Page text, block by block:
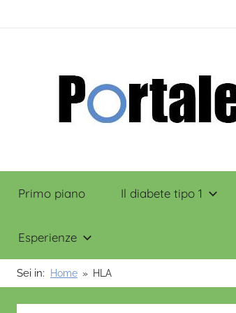
Portale
Diabete
Primo piano Il diabete tipo 1
Esperienze
Sei in: Home HLA